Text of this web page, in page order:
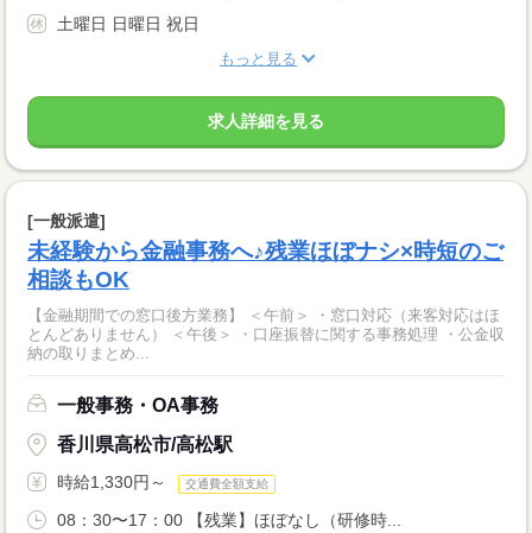
土曜日 日曜日 祝日
もっと見る
求人詳細を見る
[一般派遣]
未経験から金融事務へ♪残業ほぼナシ×時短のご
相談もOK
【金融期間での窓口後方業務】 ＜午前＞ ・窓口対応（来客対応はほ
とんどありません） ＜午後＞ ・口座振替に関する事務処理 ・公金収
納の取りまとめ...
一般事務・OA事務
香川県高松市/高松駅
時給1,330円～ 交通費全額支給
08：30〜17：00 【残業】ほぼなし（研修時...